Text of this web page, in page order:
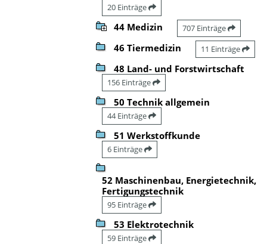
20 Einträge
44 Medizin 707 Einträge
46 Tiermedizin 11 Einträge
48 Land- und Forstwirtschaft
156 Einträge
50 Technik allgemein
44 Einträge
51 Werkstoffkunde
6 Einträge
52 Maschinenbau, Energietechnik,
Fertigungstechnik
95 Einträge
53 Elektrotechnik
59 Einträge